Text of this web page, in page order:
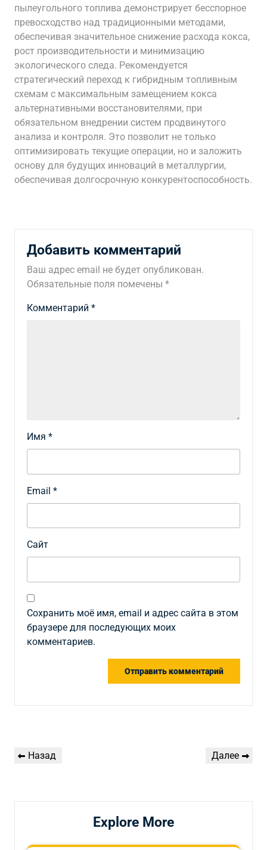
пылеугольного топлива демонстрирует бесспорное
превосходство над традиционными методами,
обеспечивая значительное снижение расхода кокса,
рост производительности и минимизацию
экологического следа. Рекомендуется
стратегический переход к гибридным топливным
схемам с максимальным замещением кокса
альтернативными восстановителями, при
обязательном внедрении систем продвинутого
анализа и контроля. Это позволит не только
оптимизировать текущие операции, но и заложить
основу для будущих инноваций в металлургии,
обеспечивая долгосрочную конкурентоспособность.
Добавить комментарий
Ваш адрес email не будет опубликован.
Обязательные поля помечены *
Комментарий *
Имя *
Email *
Сайт
Сохранить моё имя, email и адрес сайта в этом
браузере для последующих моих
комментариев.
по
Предыдущая
Назад
Следующая
Далее
Explore More